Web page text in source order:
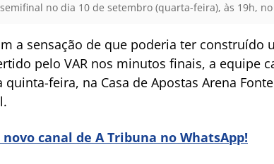
no dia 10 de setembro (quarta-feira), às 19h, no
a sensação de que poderia ter
pelo VAR nos minutos finais, a equipe
feira, na Casa de Apostas Arena
canal de A Tribuna no WhatsApp!